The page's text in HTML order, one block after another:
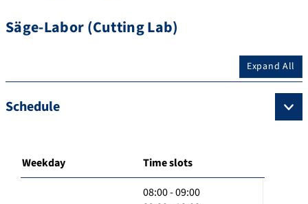
Säge-Labor (Cutting Lab)
Expand All
Schedule
Weekday Time slots
08:00 - 09:00